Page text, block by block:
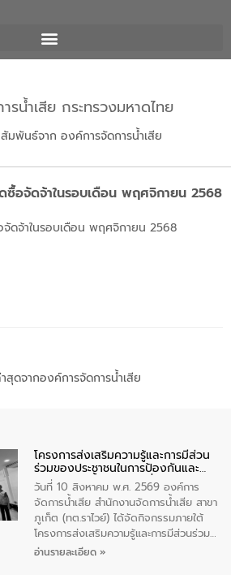
รน้ำเสีย กระทรวงมหาดไทย
สัมพันธ์จาก องค์การจัดการน้ำเสีย
ซื้อจัดจ้าในรอบเดือน พฤศจิกายน 2568
จัดจ้าในรอบเดือน พฤศจิกายน 2568
สุดจากองค์การจัดการน้ำเสีย
โครงการส่งเสริมความรู้และการมีส่วน
ร่วมของประชาชนในการป้องกันและ
แก้ไขปัญหาน้ำเสียอย่างยั่งยืน
วันที่ 10 สิงหาคม พ.ศ. 2569 องค์การ
จัดการน้ำเสีย สำนักงานจัดการน้ำเสีย สาขา
ภูเก็ต (ทต.ราไวย์) ได้จัดกิจกรรมภายใต้
โครงการส่งเสริมความรู้และการมีส่วนร่วม
ของประชาชนในการป้องกันและแก้ไขปัญหา
อ่านรายละเอียด »